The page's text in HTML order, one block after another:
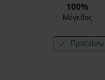
100%
Μέγεθος